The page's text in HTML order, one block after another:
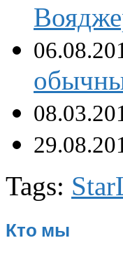
Tags:
Кто мы